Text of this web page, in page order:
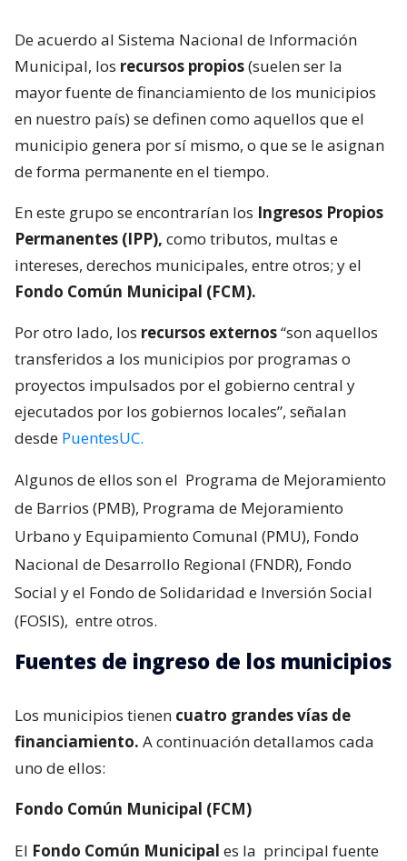
De acuerdo al Sistema Nacional de Información
Municipal, los recursos propios(suelen ser la
mayor fuente de financiamiento de los municipios
en nuestro país) se definen como aquellos que el
municipio genera por sí mismo, o que se le asignan
de forma permanente en el tiempo.
En este grupo se encontrarían los Ingresos Propios
Permanentes (IPP), como tributos, multas e
intereses, derechos municipales, entre otros; y el
Fondo Común Municipal (FCM).
Por otro lado, los recursos externos“son aquellos
transferidos a los municipios por programas o
proyectos impulsados por el gobierno central y
ejecutados por los gobiernos locales”, señalan
desde PuentesUC.
Algunos de ellos son el Programa de Mejoramiento
de Barrios (PMB), Programa de Mejoramiento
Urbano y Equipamiento Comunal (PMU), Fondo
Nacional de Desarrollo Regional (FNDR), Fondo
Social y el Fondo de Solidaridad e Inversión Social
(FOSIS), entre otros.
Fuentes de ingreso de los municipios
Los municipios tienen cuatro grandes vías de
financiamiento. A continuación detallamos cada
uno de ellos:
Fondo Común Municipal (FCM)
El Fondo Común Municipal es la principal fuente